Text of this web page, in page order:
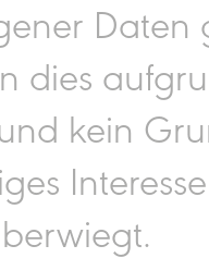
Daten
dies
kein